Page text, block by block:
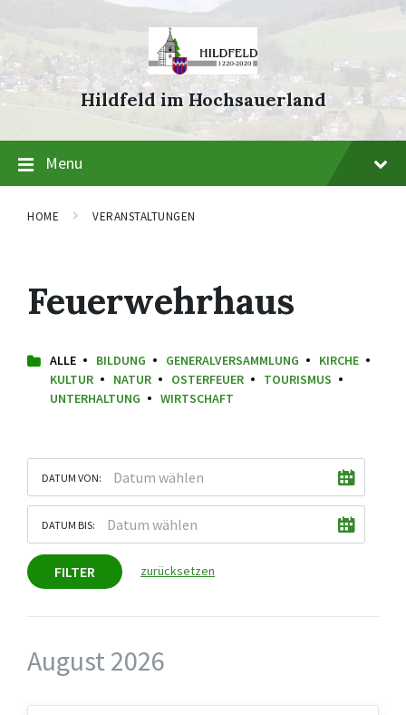
navigation
Hildfeld im Hochsauerland
Menu
HOME VERANSTALTUNGEN
Feuerwehrhaus
ALLE BILDUNG GENERALVERSAMMLUNG
KIRCHE
KULTUR
NATUR OSTERFEUER
TOURISMUS
UNTERHALTUNG
WIRTSCHAFT
DATUM VON:
DATUM BIS:
FILTER zurücksetzen
August 2026